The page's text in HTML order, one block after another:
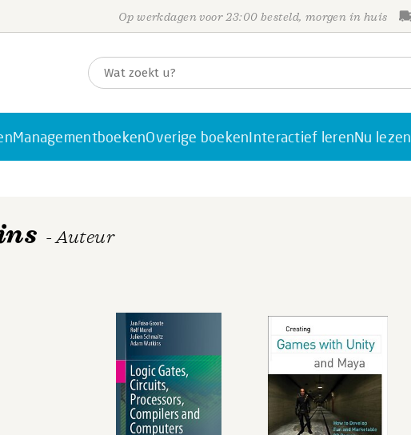
Op werkdagen voor 23:00 besteld, morgen in huis
ManagementboekenOverige boekenInteractief lerenNu lezen
- Auteur